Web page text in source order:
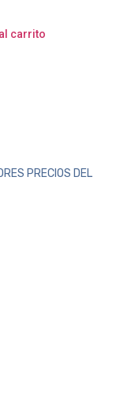
carrito
PRECIOS DEL